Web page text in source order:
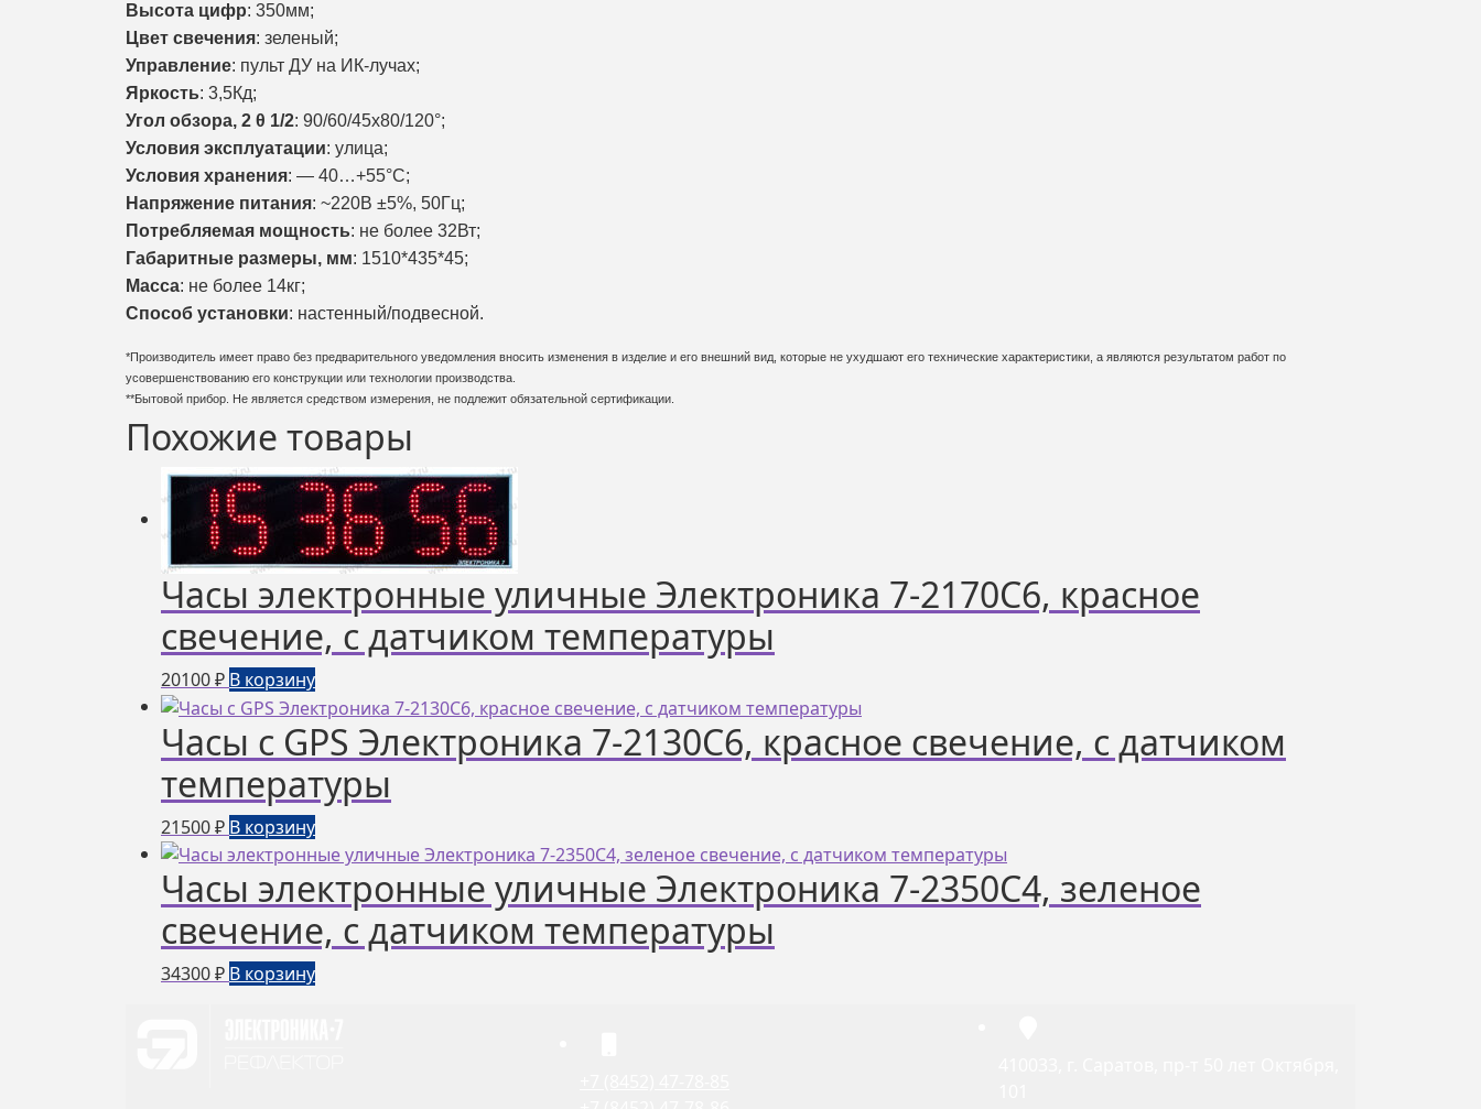
Высота цифр: 350мм;
Цвет свечения: зеленый;
Управление: пульт ДУ на ИК-лучах;
Яркость: 3,5Кд;
Угол обзора, 2 θ 1/2: 90/60/45х80/120°;
Условия эксплуатации: улица;
Условия хранения: — 40…+55°С;
Напряжение питания: ~220В ±5%, 50Гц;
Потребляемая мощность: не более 32Вт;
Габаритные размеры, мм: 1510*435*45;
Масса: не более 14кг;
Способ установки: настенный/подвесной.
*Производитель имеет право без предварительного уведомления вносить изменения в изделие и его внешний вид, которые не ухудшают его технические характеристики, а являются результатом работ по
усовершенствованию его конструкции или технологии производства.
**Бытовой прибор. Не является средством измерения, не подлежит обязательной сертификации.
Похожие товары
Часы электронные уличные Электроника 7-2170С6, красное
свечение, с датчиком температуры
20100₽ В корзину
Часы с GPS Электроника 7-2130С6, красное свечение, с датчиком
температуры
21500₽ В корзину
Часы электронные уличные Электроника 7-2350С4, зеленое
свечение, с датчиком температуры
34300₽ В корзину